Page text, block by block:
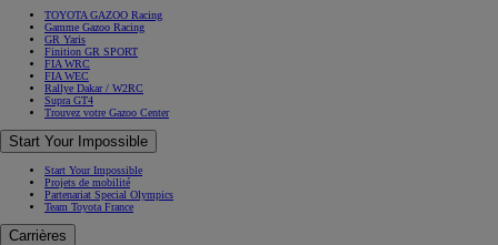
TOYOTA GAZOO Racing
Gamme Gazoo Racing
GR Yaris
Finition GR SPORT
FIA WRC
FIA WEC
Rallye Dakar / W2RC
Supra GT4
Trouvez votre Gazoo Center
Start Your Impossible
Start Your Impossible
Projets de mobilité
Partenariat Special Olympics
Team Toyota France
Carrières